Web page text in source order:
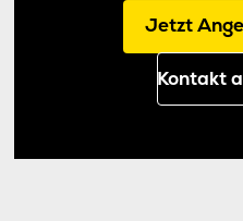
Jetzt
Kontakt